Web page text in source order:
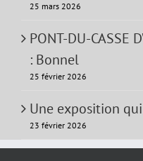
25 mars 2026
PONT-DU-CASSE
: Bonnel
25 février 2026
Une exposition
23 février 2026